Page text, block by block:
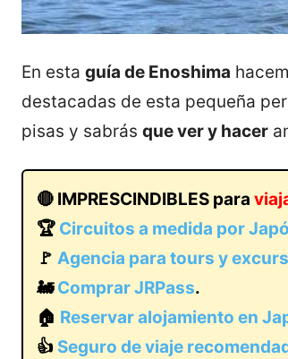
En esta guía de Enoshima
destacadas de esta pequeña
pisas y sabrás que ver y hacer
🔴 IMPRESCINDIBLES para
🏆 Circuitos a medida por
🚩 Agencia para tours y
🚂Comprar JRPass.
🏠 Reservar alojamiento en
👍 Seguro de viaje